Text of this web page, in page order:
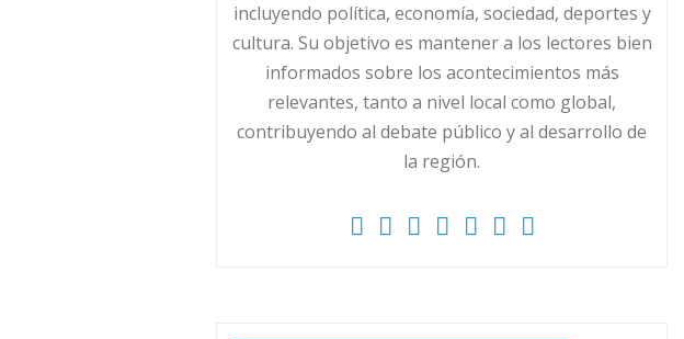
incluyendo política, economía, sociedad, deportes y
cultura. Su objetivo es mantener a los lectores bien
informados sobre los acontecimientos más
relevantes, tanto a nivel local como global,
contribuyendo al debate público y al desarrollo de
la región.